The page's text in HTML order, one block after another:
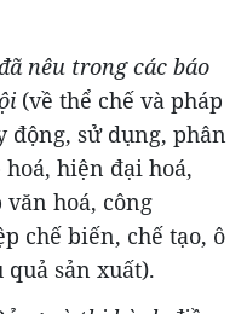
nêu trong các báo
(về thể chế và pháp
động, sử dụng, phân
hiện đại hoá,
hoá, công
chế biến, chế tạo, ô
sản xuất).